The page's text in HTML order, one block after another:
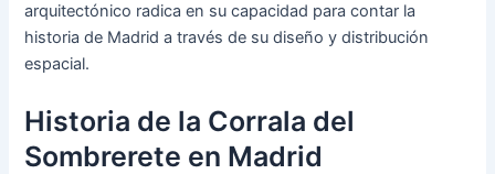
arquitectónico radica en su capacidad para contar la
historia de Madrid a través de su diseño y distribución
espacial.
Historia de la Corrala del
Sombrerete en Madrid